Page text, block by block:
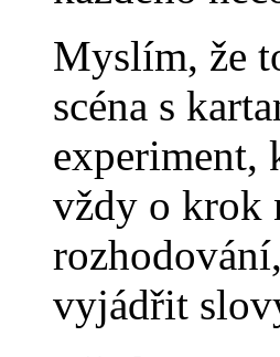
Myslím, že
scéna s
experiment,
vždy o krok
vyjádřit